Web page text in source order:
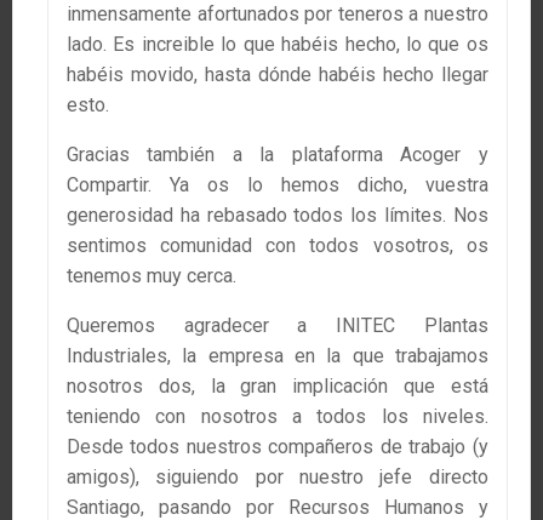
inmensamente afortunados por teneros a nuestro
lado. Es increible lo que habéis hecho, lo que os
habéis movido, hasta dónde habéis hecho llegar
esto.
Gracias también a la plataforma Acoger y
Compartir. Ya os lo hemos dicho, vuestra
generosidad ha rebasado todos los límites. Nos
sentimos comunidad con todos vosotros, os
tenemos muy cerca.
Queremos agradecer a INITEC Plantas
Industriales, la empresa en la que trabajamos
nosotros dos, la gran implicación que está
teniendo con nosotros a todos los niveles.
Desde todos nuestros compañeros de trabajo (y
amigos), siguiendo por nuestro jefe directo
Santiago, pasando por Recursos Humanos y